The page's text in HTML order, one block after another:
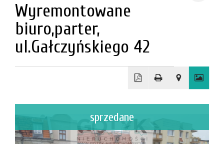
Wyremontowane
biuro,parter,
ul.Gałczyńskiego 42
sprzedane